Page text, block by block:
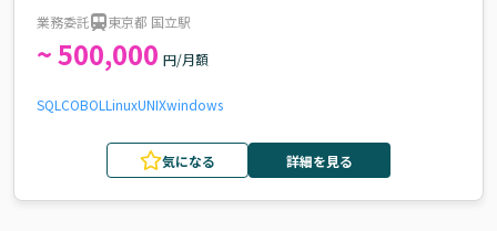
業務委託 東京都 国立駅
~ 500,000 円/月額
SQL COBOL LinuxUNIXwindows
気になる 詳細を見る